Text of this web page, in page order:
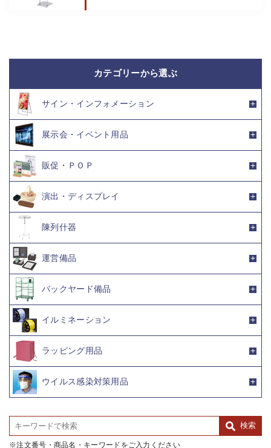
カテゴリーから選ぶ
サイン・インフォメーション
展示会・イベント用品
販促・ＰＯＰ
演出・ディスプレイ
陳列什器
運営備品
バックヤード備品
イルミネーション
ラッピング用品
ウイルス感染対策用品
注文番号・商品名・キーワードをご入力ください